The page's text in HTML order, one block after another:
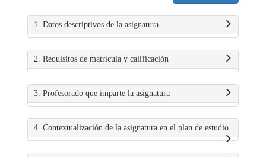
1. Datos descriptivos de la asignatura
2. Requisitos de matrícula y calificación
3. Profesorado que imparte la asignatura
4. Contextualización de la asignatura en el plan de estudio